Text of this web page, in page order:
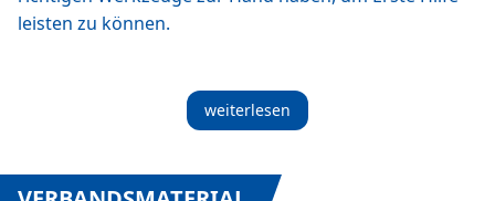
leisten zu können.
weiterlesen